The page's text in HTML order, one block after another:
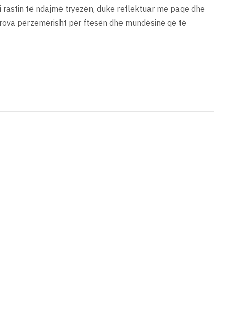
të ndajmë tryezën, duke reflektuar me paqe dhe
përzemërisht për ftesën dhe mundësinë që të